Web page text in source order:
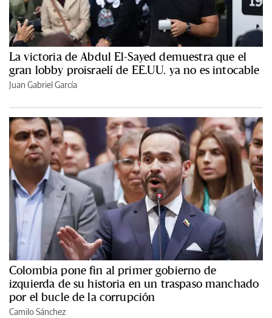
La victoria de Abdul El-Sayed demuestra que el
gran lobby proisraelí de EE.UU. ya no es intocable
Juan Gabriel García
Colombia pone fin al primer gobierno de
izquierda de su historia en un traspaso manchado
por el bucle de la corrupción
Camilo Sánchez